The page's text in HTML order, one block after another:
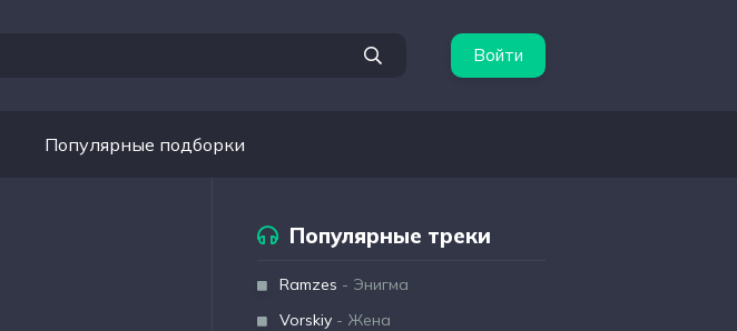
Войти
Популярные подборки
Популярные треки
Ramzes - Энигма
Vorskiy - Жена